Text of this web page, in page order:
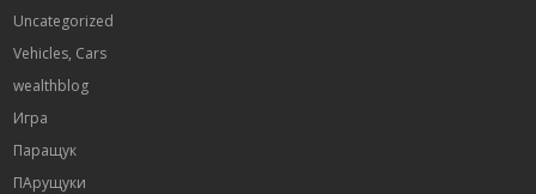
Uncategorized
Vehicles, Cars
wealthblog
Игра
Паращук
ПАрущуки